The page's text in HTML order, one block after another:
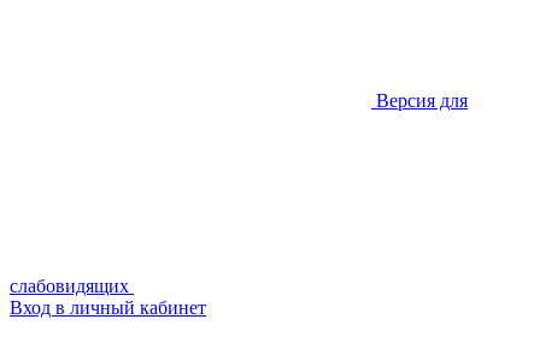
Версия для
слабовидящих
Вход в личный кабинет